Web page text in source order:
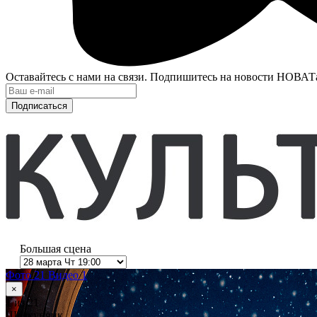
Оставайтесь с нами на связи. Подпишитесь на новости
Подписаться
Большая сцена
Фото 21 Видео 1
×
1из 21